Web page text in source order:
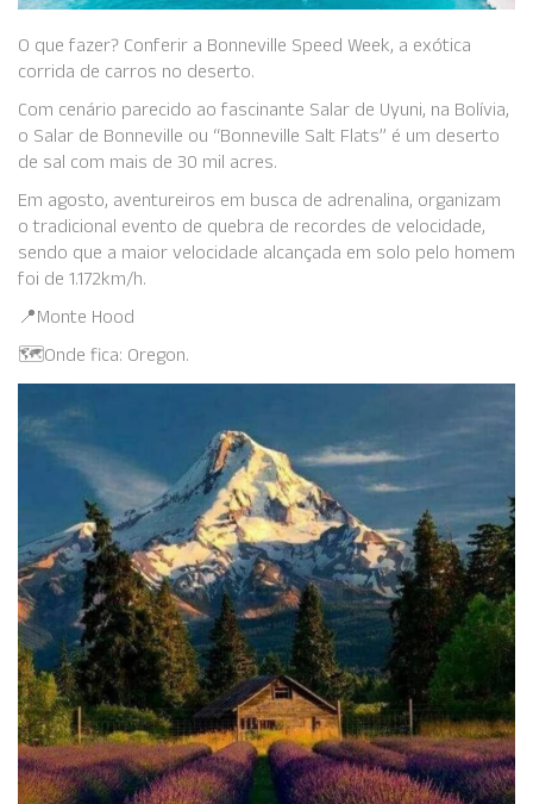
O que fazer? Conferir a Bonneville Speed Week, a exótica
corrida de carros no deserto.
Com cenário parecido ao fascinante Salar de Uyuni, na Bolívia,
o Salar de Bonneville ou “Bonneville Salt Flats” é um deserto
de sal com mais de 30 mil acres.
Em agosto, aventureiros em busca de adrenalina, organizam
o tradicional evento de quebra de recordes de velocidade,
sendo que a maior velocidade alcançada em solo pelo homem
foi de 1.172km/h.
📍Monte Hood
🗺️Onde fica: Oregon.